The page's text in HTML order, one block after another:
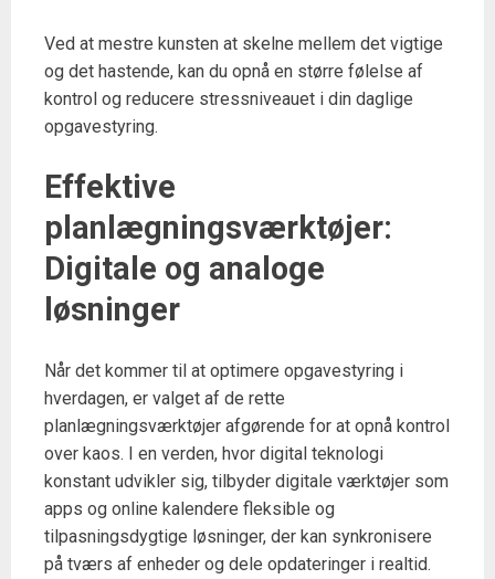
Ved at mestre kunsten at skelne mellem det vigtige
og det hastende, kan du opnå en større følelse af
kontrol og reducere stressniveauet i din daglige
opgavestyring.
Effektive
planlægningsværktøjer:
Digitale og analoge
løsninger
Når det kommer til at optimere opgavestyring i
hverdagen, er valget af de rette
planlægningsværktøjer afgørende for at opnå kontrol
over kaos. I en verden, hvor digital teknologi
konstant udvikler sig, tilbyder digitale værktøjer som
apps og online kalendere fleksible og
tilpasningsdygtige løsninger, der kan synkronisere
på tværs af enheder og dele opdateringer i realtid.